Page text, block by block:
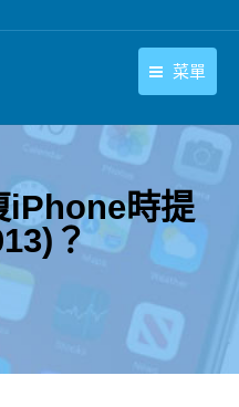
菜單
中心
絡我們
繁體中文
iPhone時提
？